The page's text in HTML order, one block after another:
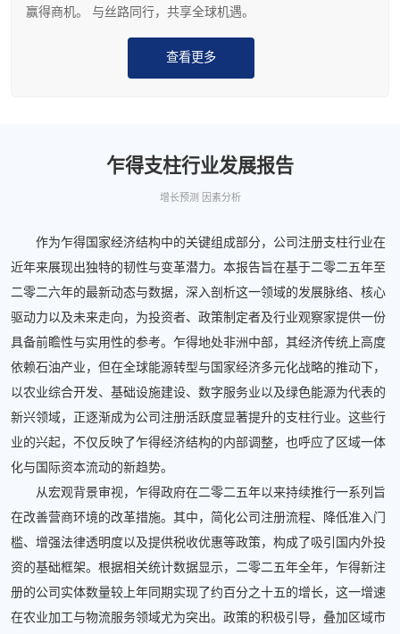
赢得商机。 与丝路同行，共享全球机遇。
查看更多
乍得支柱行业发展报告
增长预测 因素分析
作为乍得国家经济结构中的关键组成部分，公司注册支柱行业在
近年来展现出独特的韧性与变革潜力。本报告旨在基于二零二五年至
二零二六年的最新动态与数据，深入剖析这一领域的发展脉络、核心
驱动力以及未来走向，为投资者、政策制定者及行业观察家提供一份
具备前瞻性与实用性的参考。乍得地处非洲中部，其经济传统上高度
依赖石油产业，但在全球能源转型与国家经济多元化战略的推动下，
以农业综合开发、基础设施建设、数字服务业以及绿色能源为代表的
新兴领域，正逐渐成为公司注册活跃度显著提升的支柱行业。这些行
业的兴起，不仅反映了乍得经济结构的内部调整，也呼应了区域一体
化与国际资本流动的新趋势。
从宏观背景审视，乍得政府在二零二五年以来持续推行一系列旨
在改善营商环境的改革措施。其中，简化公司注册流程、降低准入门
槛、增强法律透明度以及提供税收优惠等政策，构成了吸引国内外投
资的基础框架。根据相关统计数据显示，二零二五年全年，乍得新注
册的公司实体数量较上年同期实现了约百分之十五的增长，这一增速
在农业加工与物流服务领域尤为突出。政策的积极引导，叠加区域市